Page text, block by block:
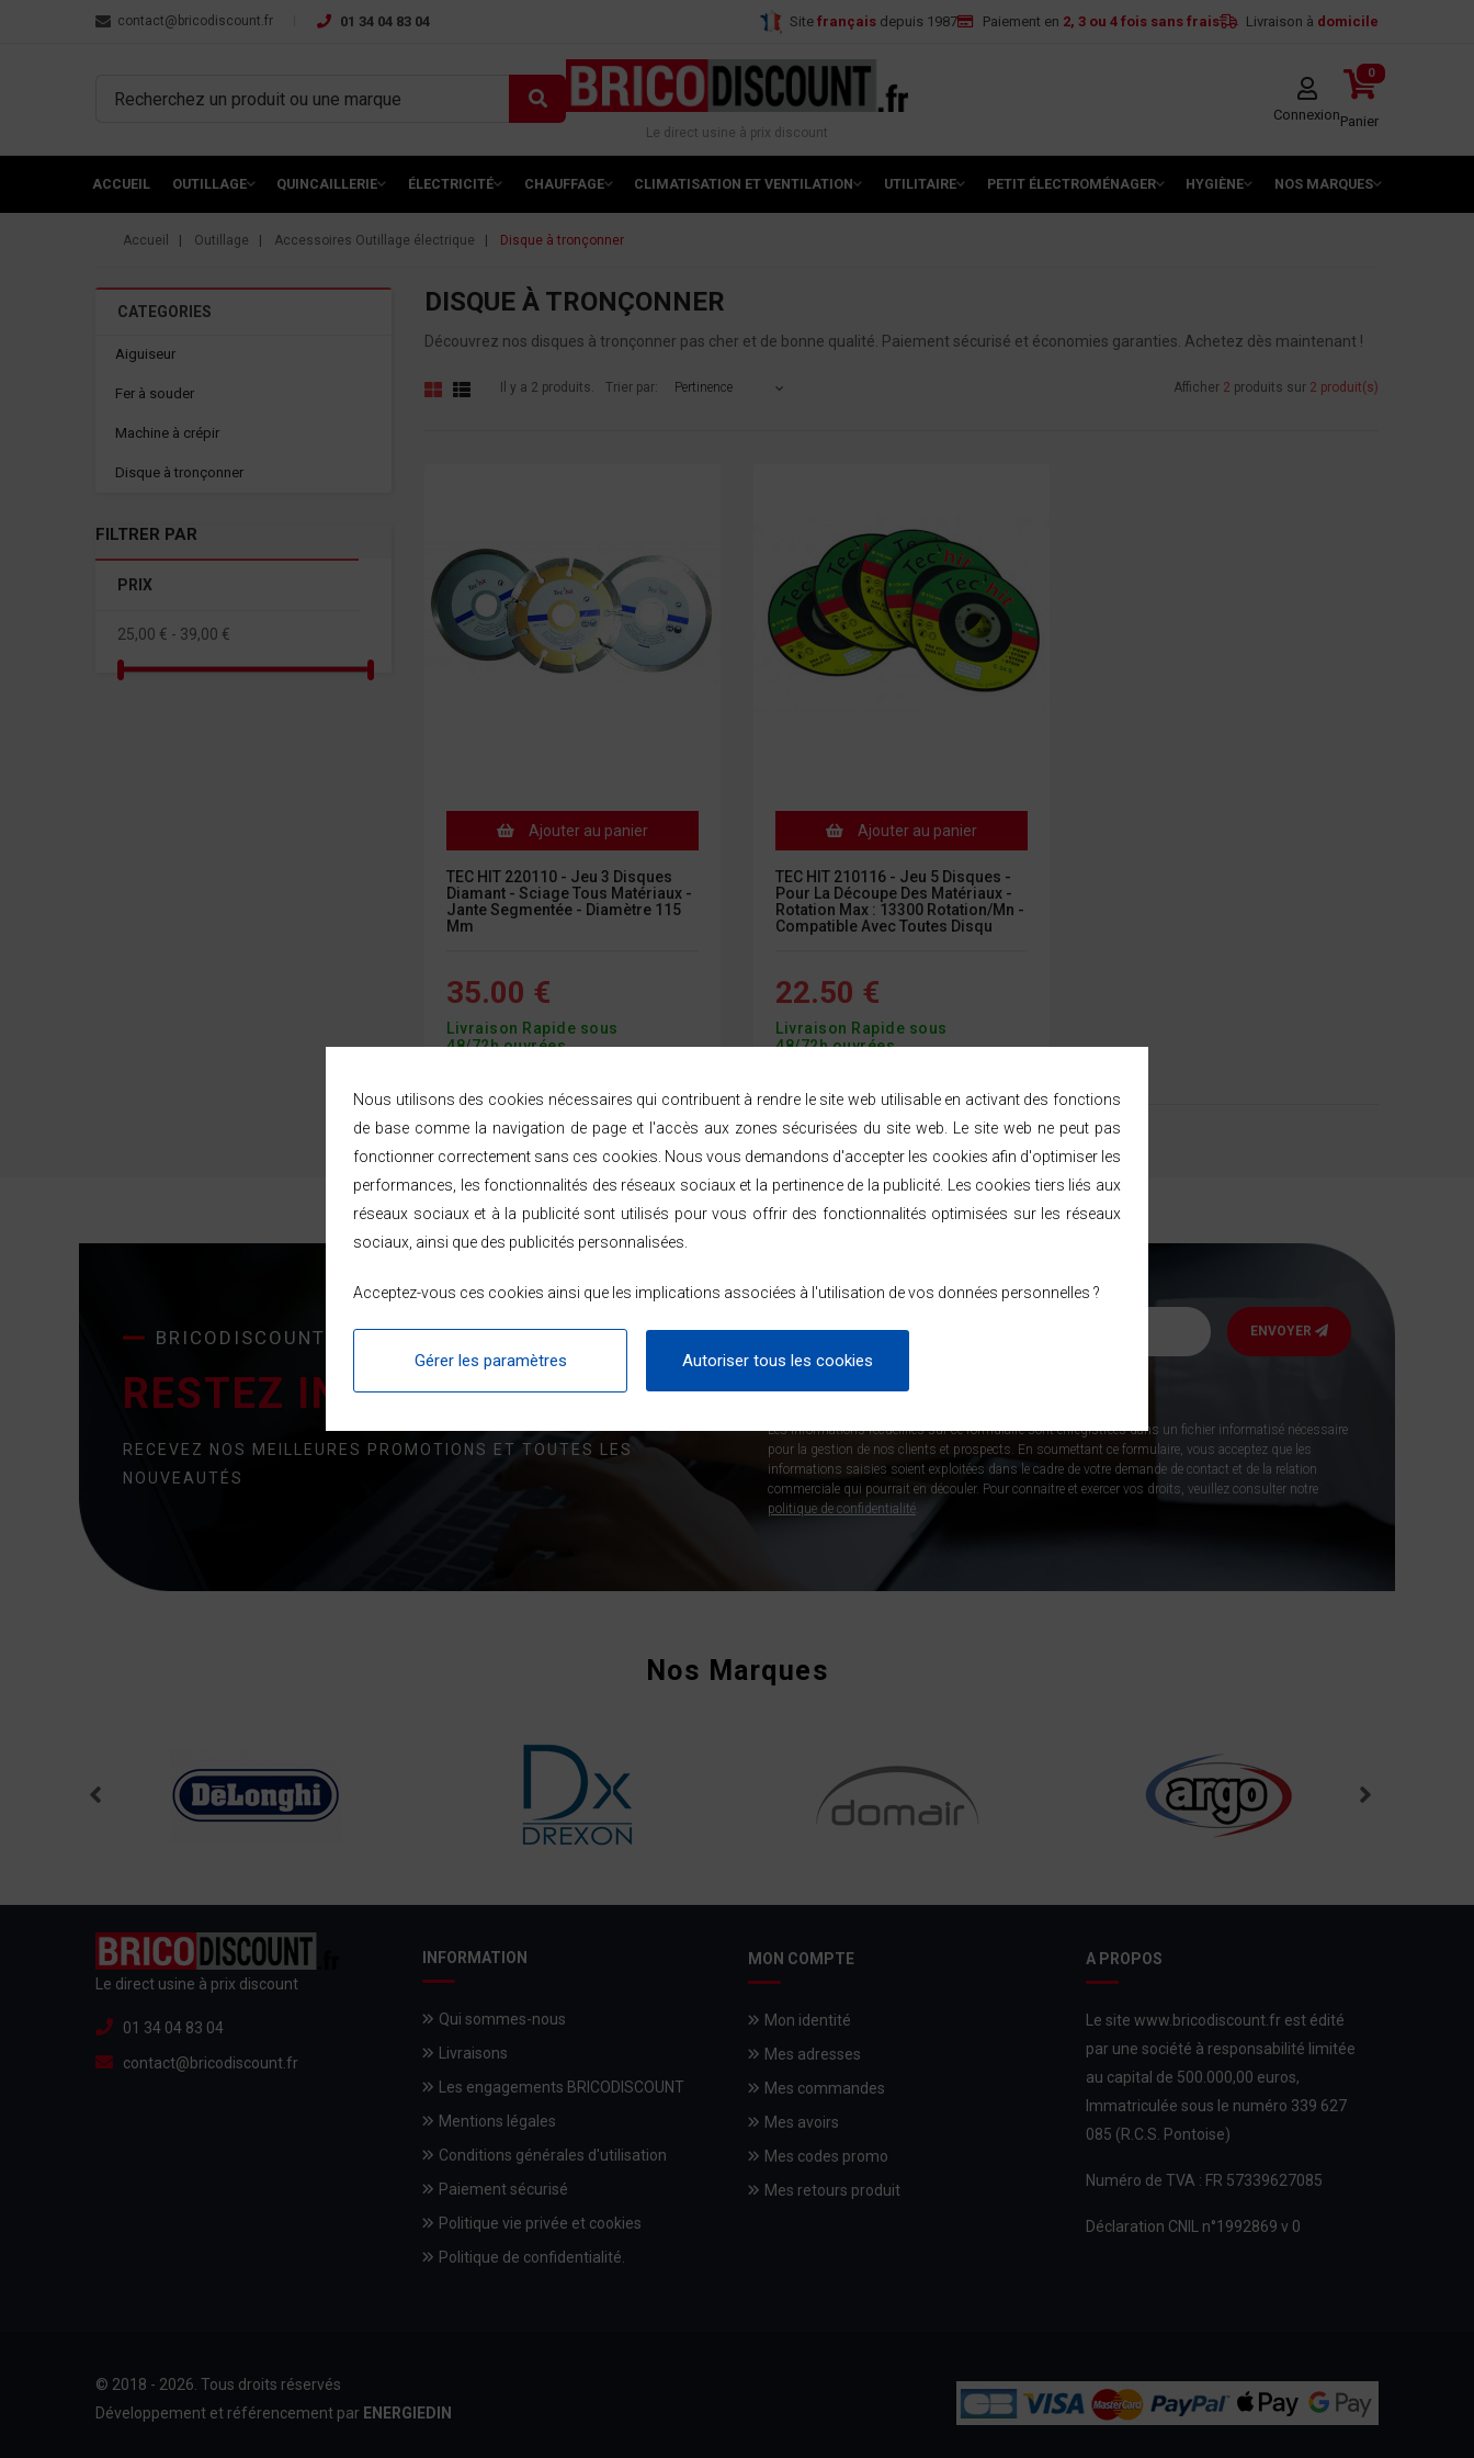
contact@bricodiscount.fr 01 34 04 83 04 Site français depuis 1987 Paiement en 2, 3 ou 4 fois sans frais Livraison à domicile
Le direct usine à prix discount
Connexion
0
Panier
ACCUEIL OUTILLAGE QUINCAILLERIE ÉLECTRICITÉ CHAUFFAGE CLIMATISATION ET VENTILATION UTILITAIRE PETIT ÉLECTROMÉNAGER HYGIÈNE NOS MARQUES
Accueil Outillage Accessoires Outillage électrique Disque à tronçonner
CATEGORIES
Aiguiseur
Fer à souder
Machine à crépir
Disque à tronçonner
FILTRER PAR
PRIX
25,00 € - 39,00 €
DISQUE À TRONÇONNER
Découvrez nos disques à tronçonner pas cher et de bonne qualité. Paiement sécurisé et économies garanties. Achetez dès maintenant !
Il y a 2 produits. Trier par: Pertinence Afficher 2 produits sur 2 produit(s)
Ajouter au panier
TEC HIT 220110 - Jeu 3 Disques
Diamant - Sciage Tous Matériaux -
Jante Segmentée - Diamètre 115
Mm
35.00 €
Livraison Rapide sous
48/72h ouvrées
Ajouter au panier
TEC HIT 210116 - Jeu 5 Disques -
Pour La Découpe Des Matériaux -
Rotation Max : 13300 Rotation/mn -
Compatible Avec Toutes Disqu
22.50 €
Livraison Rapide sous
48/72h ouvrées
Afficher 2produits sur2 produit(s)
BRICODISCOUNT
RESTEZ INFORMÉ !
RECEVEZ NOS MEILLEURES PROMOTIONS ET TOUTES LES
NOUVEAUTÉS
ENVOYER
J’accepte de recevoir des newsletter
Les informations recueillies sur ce formulaire sont enregistrées dans un fichier informatisé nécessaire
pour la gestion de nos clients et prospects. En soumettant ce formulaire, vous acceptez que les
informations saisies soient exploitées dans le cadre de votre demande de contact et de la relation
commerciale qui pourrait en découler. Pour connaitre et exercer vos droits, veuillez consulter notre
politique de confidentialité.
Nos Marques
Le direct usine à prix discount
01 34 04 83 04
contact@bricodiscount.fr
INFORMATION
Qui sommes-nous
Livraisons
Les engagements BRICODISCOUNT
Mentions légales
Conditions générales d'utilisation
Paiement sécurisé
Politique vie privée et cookies
Politique de confidentialité.
MON COMPTE
Mon identité
Mes adresses
Mes commandes
Mes avoirs
Mes codes promo
Mes retours produit
A PROPOS
Le site www.bricodiscount.fr est édité
par une société à responsabilité limitée
au capital de 500.000,00 euros,
Immatriculée sous le numéro 339 627
085 (R.C.S. Pontoise)
Numéro de TVA : FR 57339627085
Déclaration CNIL n°1992869 v 0
© 2018 - 2026. Tous droits réservés
Développement et référencement par ENERGIEDIN
Nous utilisons des cookies nécessaires qui contribuent à rendre le site web utilisable en activant des fonctions
de base comme la navigation de page et l'accès aux zones sécurisées du site web. Le site web ne peut pas
fonctionner correctement sans ces cookies. Nous vous demandons d'accepter les cookies afin d'optimiser les
performances, les fonctionnalités des réseaux sociaux et la pertinence de la publicité. Les cookies tiers liés aux
réseaux sociaux et à la publicité sont utilisés pour vous offrir des fonctionnalités optimisées sur les réseaux
sociaux, ainsi que des publicités personnalisées.
Acceptez-vous ces cookies ainsi que les implications associées à l'utilisation de vos données personnelles ?
Gérer les paramètres Autoriser tous les cookies